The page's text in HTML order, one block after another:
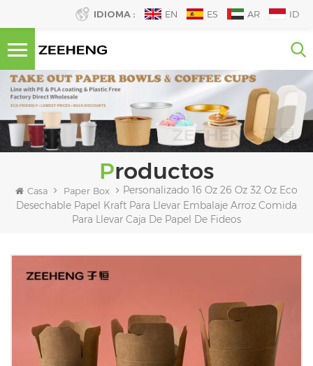
IDIOMA : EN ES AR ID
Productos
Casa Paper Box
Personalizado 16 Oz 26 Oz 32 Oz Eco
Desechable Papel Kraft Para Llevar Embalaje Arroz Comida
Para Llevar Caja De Papel De Fideos